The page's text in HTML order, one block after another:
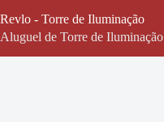
para
o
Revlo - Torre de Iluminação
Aluguel de Torre de Iluminação